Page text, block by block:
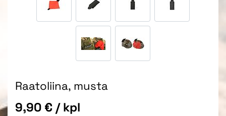
Raatoliina, musta
Hinta
9,90 € / kpl